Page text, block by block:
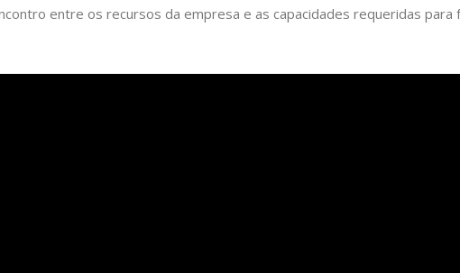
entre os recursos da empresa e as capacidades requeridas